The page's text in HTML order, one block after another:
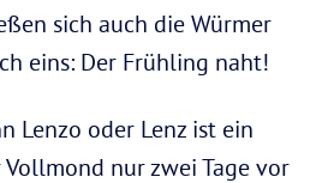
sich auch die Würmer
eins: Der Frühling naht!
Lenzo oder Lenz ist ein
nur zwei Tage vor